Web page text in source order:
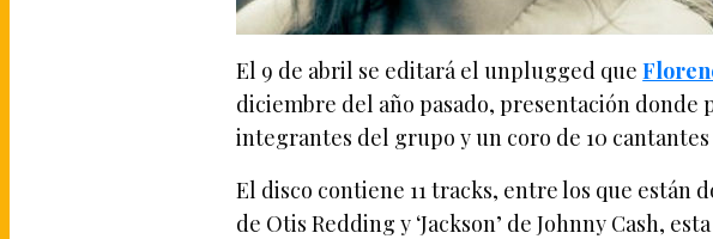
El 9 de abril se editará el unplugged que
diciembre del año pasado, presentación
integrantes del grupo y un coro de 10
El disco contiene 11 tracks, entre los que están
de Otis Redding y ‘Jackson’ de Johnny Cash,